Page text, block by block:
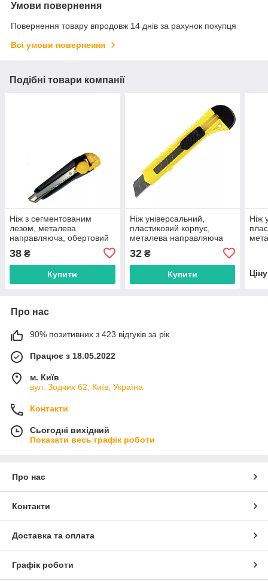
Умови повернення
Повернення товару впродовж 14 днів за рахунок покупця
Всі умови повернення
Подібні товари компанії
Ніж з сегментованим
лезом, металева
направляюча, обертовий
пакеті,СВІТЯЗЬ
38 ₴
Купити
Ніж універсальний,
пластиковий корпус,
металева направляюча
сегментоване лезо 18мм в
блістері Сталь
32₴
Купити
Ніж
Про нас
90% позитивних з 423 відгуків за рік
Працює з 18.05.2022
м. Київ
вул. Зодчих 62, Київ, Україна
Контакти
Сьогодні вихідний
Показати весь графік роботи
Про нас
Контакти
Доставка та оплата
Графік роботи